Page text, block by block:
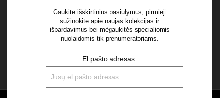
Aš perskaičiau ir sutinku su Privatumo Politikos
Gaukite išskirtinius pasiūlymus, pirmieji
sužinokite apie naujas kolekcijas ir
išpardavimus bei mėgaukitės specialiomis
nuolaidomis tik prenumeratoriams.
El pašto adresas: